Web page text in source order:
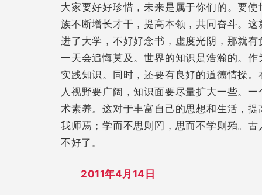
大家要好好珍惜，未来是属于你们的。要
族不断增长才干，提高本领，共同奋斗。
进了大学，不好好念书，虚度光阴，那就
一天会追悔莫及。世界的知识是浩瀚的。
实践知识。同时，还要有良好的道德情操
人视野要广阔，知识面要尽量扩大一些。
术素养。这对于丰富自己的思想和生活，
我师焉；学而不思则罔，思而不学则殆。
不好了。
2011年4月14日